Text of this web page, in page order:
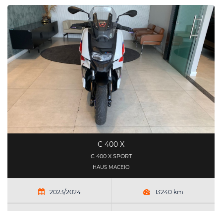
C 400 X
C 400 X SPORT
HAUS MACEIO
2023/2024 13240 km